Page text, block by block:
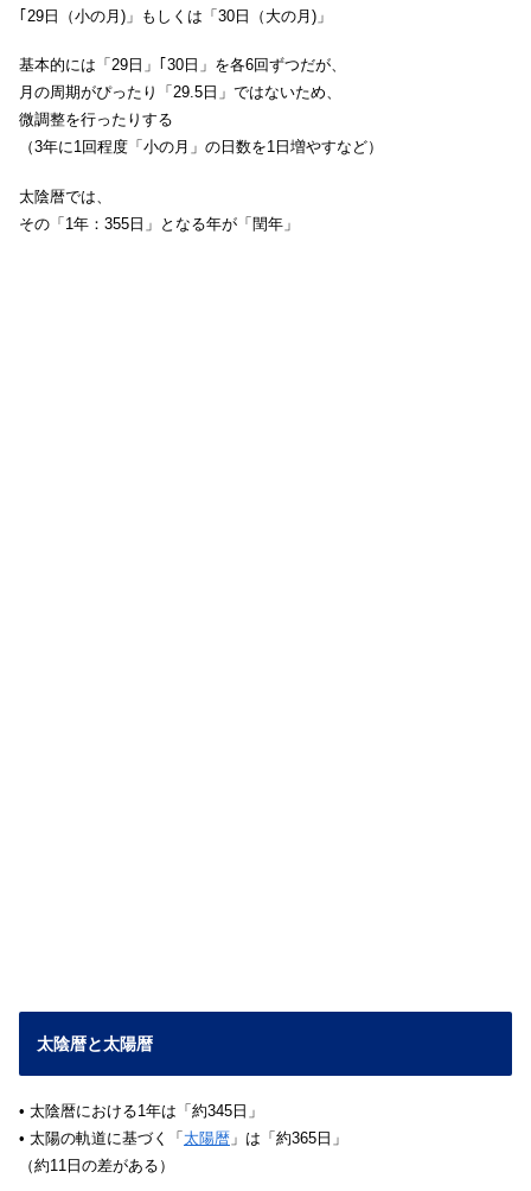
｢29日（小の月)」もしくは「30日（大の月)」
基本的には「29日」｢30日」を各6回ずつだが、
月の周期がぴったり「29.5日」ではないため、
微調整を行ったりする
（3年に1回程度「小の月」の日数を1日増やすなど）
太陰暦では、
その「1年：355日」となる年が「閏年」
太陰暦と太陽暦
• 太陰暦における1年は「約345日」
• 太陽の軌道に基づく「 太陽暦 」は「約365日」
（約11日の差がある）